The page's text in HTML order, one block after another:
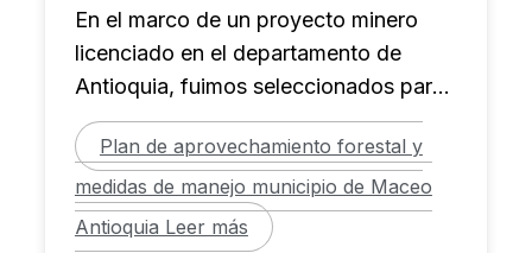
En el marco de un proyecto minero
licenciado en el departamento de
Antioquia, fuimos seleccionados para
ejecutar entre 2023 y
Plan de aprovechamiento forestal y
medidas de manejo municipio de Maceo
Antioquia Leer más